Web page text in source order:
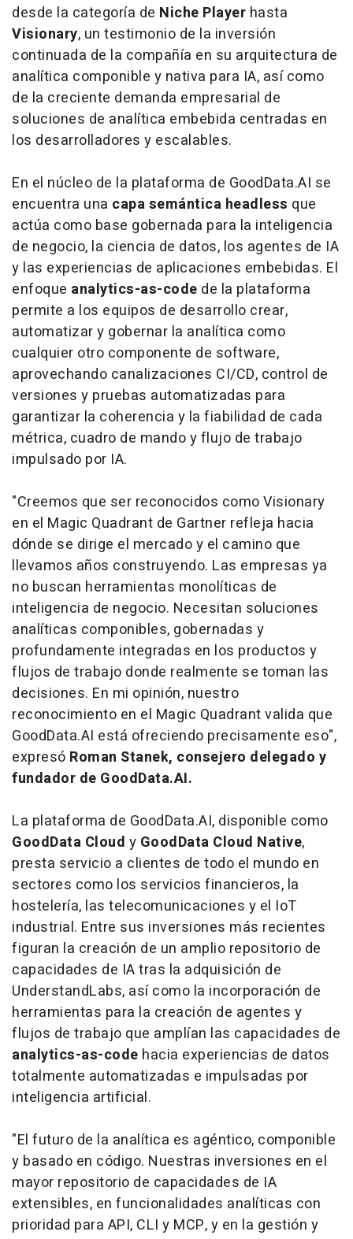
desde la categoría de Niche Player hasta
Visionary, un testimonio de la inversión
continuada de la compañía en su arquitectura de
analítica componible y nativa para IA, así como
de la creciente demanda empresarial de
soluciones de analítica embebida centradas en
los desarrolladores y escalables.
En el núcleo de la plataforma de GoodData.AI se
encuentra una capa semántica headless que
actúa como base gobernada para la inteligencia
de negocio, la ciencia de datos, los agentes de IA
y las experiencias de aplicaciones embebidas. El
enfoque analytics-as-code de la plataforma
permite a los equipos de desarrollo crear,
automatizar y gobernar la analítica como
cualquier otro componente de software,
aprovechando canalizaciones CI/CD, control de
versiones y pruebas automatizadas para
garantizar la coherencia y la fiabilidad de cada
métrica, cuadro de mando y flujo de trabajo
impulsado por IA.
"Creemos que ser reconocidos como Visionary
en el Magic Quadrant de Gartner refleja hacia
dónde se dirige el mercado y el camino que
llevamos años construyendo. Las empresas ya
no buscan herramientas monolíticas de
inteligencia de negocio. Necesitan soluciones
analíticas componibles, gobernadas y
profundamente integradas en los productos y
flujos de trabajo donde realmente se toman las
decisiones. En mi opinión, nuestro
reconocimiento en el Magic Quadrant valida que
GoodData.AI está ofreciendo precisamente eso",
expresó Roman Stanek, consejero delegado y
fundador de GoodData.AI.
La plataforma de GoodData.AI, disponible como
GoodData Cloud y GoodData Cloud Native,
presta servicio a clientes de todo el mundo en
sectores como los servicios financieros, la
hostelería, las telecomunicaciones y el IoT
industrial. Entre sus inversiones más recientes
figuran la creación de un amplio repositorio de
capacidades de IA tras la adquisición de
UnderstandLabs, así como la incorporación de
herramientas para la creación de agentes y
flujos de trabajo que amplían las capacidades de
analytics-as-code hacia experiencias de datos
totalmente automatizadas e impulsadas por
inteligencia artificial.
"El futuro de la analítica es agéntico, componible
y basado en código. Nuestras inversiones en el
mayor repositorio de capacidades de IA
extensibles, en funcionalidades analíticas con
prioridad para API, CLI y MCP, y en la gestión y